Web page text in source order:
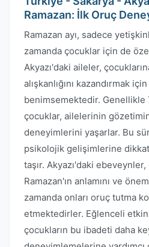
Ramazan: İlk Oruç
Ramazan ayı, sadece
zamanda çocuklar için de
Akyazı'daki aileler,
alışkanlığını kazandırmak
benimsemektedir. Genellikle
çocuklar, ailelerinin
deneyimlerini yaşarlar. Bu
psikolojik gelişimlerine
taşır. Akyazı'daki ebeveynler,
Ramazan'ın anlamını ve
zamanda onları oruç tutma
etmektedirler. Eğlenceli
çocukların bu ibadeti daha